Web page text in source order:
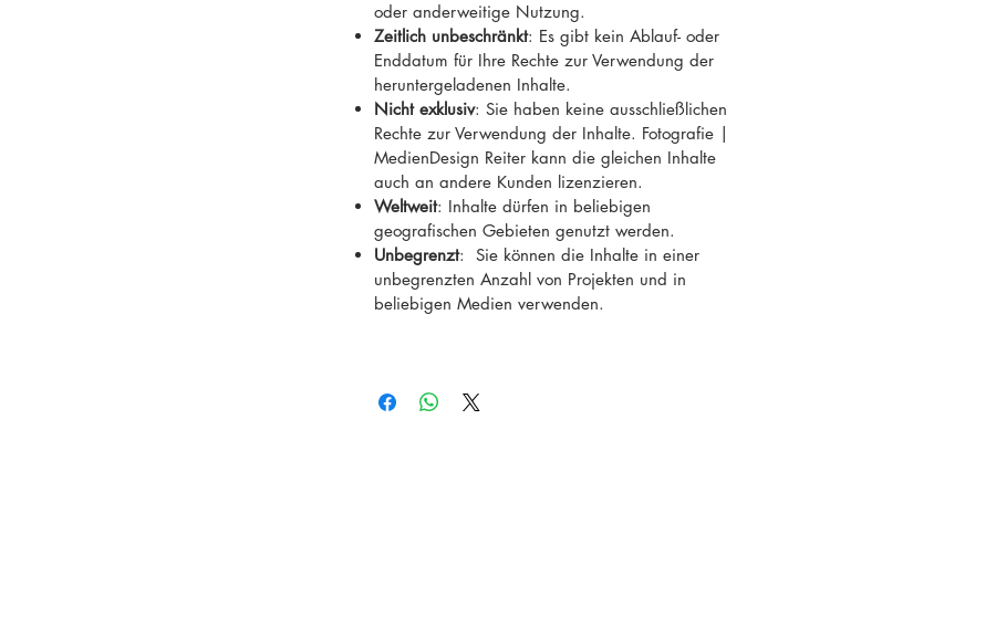
oder anderweitige Nutzung.
Zeitlich unbeschränkt: Es gibt kein Ablauf- oder
Enddatum für Ihre Rechte zur Verwendung der
heruntergeladenen Inhalte.
Nicht exklusiv: Sie haben keine ausschließlichen
Rechte zur Verwendung der Inhalte. Fotografie |
MedienDesign Reiter kann die gleichen Inhalte
auch an andere Kunden lizenzieren.
Weltweit: Inhalte dürfen in beliebigen
geografischen Gebieten genutzt werden.
Unbegrenzt: Sie können die Inhalte in einer
unbegrenzten Anzahl von Projekten und in
beliebigen Medien verwenden.